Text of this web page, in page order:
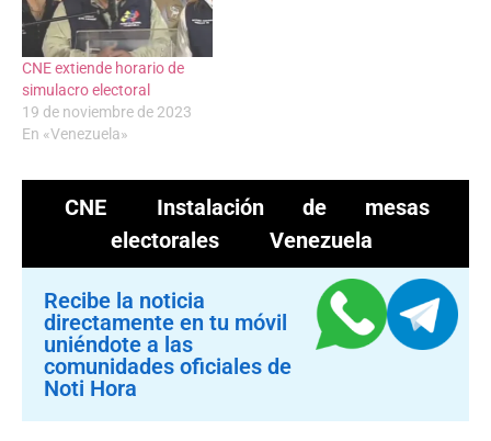
CNE extiende horario de
simulacro electoral
19 de noviembre de 2023
En «Venezuela»
CNE
Instalación de mesas
electorales
Venezuela
Recibe la noticia
directamente en tu móvil
uniéndote a las
comunidades oficiales de
Noti Hora